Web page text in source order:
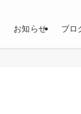
お知らせ ブロ